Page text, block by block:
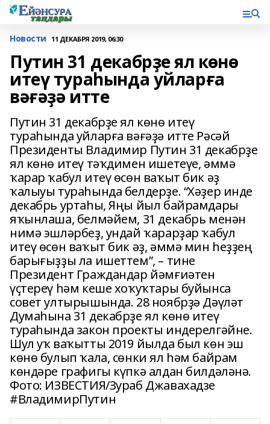
Новости 11 ДЕКАБРЯ 2019, 06:30
Путин 31 декабрҙе ял көнө
итеү тураһында уйларға
вәғәҙә итте
Путин 31 декабрҙе ял көнө итеү
тураһында уйларға вәғәҙә итте Рәсәй
Президенты Владимир Путин 31 декабрҙе
ял көнө итеү тәҡдимен ишетеүе, әммә
ҡарар ҡабул итеү өсөн ваҡыт бик әҙ
ҡалыуы тураһында белдерҙе. “Хәҙер инде
декабрь уртаһы, Яңы йыл байрамдары
яҡынлаша, белмәйем, 31 декабрь менән
нимә эшләрбеҙ, ундай ҡарарҙар ҡабул
итеү өсөн ваҡыт бик әҙ, әммә мин һеҙҙең
барығыҙҙы ла ишеттем”, – тине
Президент Граждандар йәмғиәтен
үҫтереү һәм кеше хоҡуҡтары буйынса
совет ултырышында. 28 ноябрҙә Дәүләт
Думаһына 31 декабрҙе ял көнө итеү
тураһында закон проекты индерелгәйне.
Шул уҡ ваҡытты 2019 йылда был көн эш
көнө булып ҡала, сөнки ял һәм байрам
көндәре графигы күпкә алдан билдәләнә.
Фото: ИЗВЕСТИЯ/Зураб Джавахадзе
#ВладимирПутин